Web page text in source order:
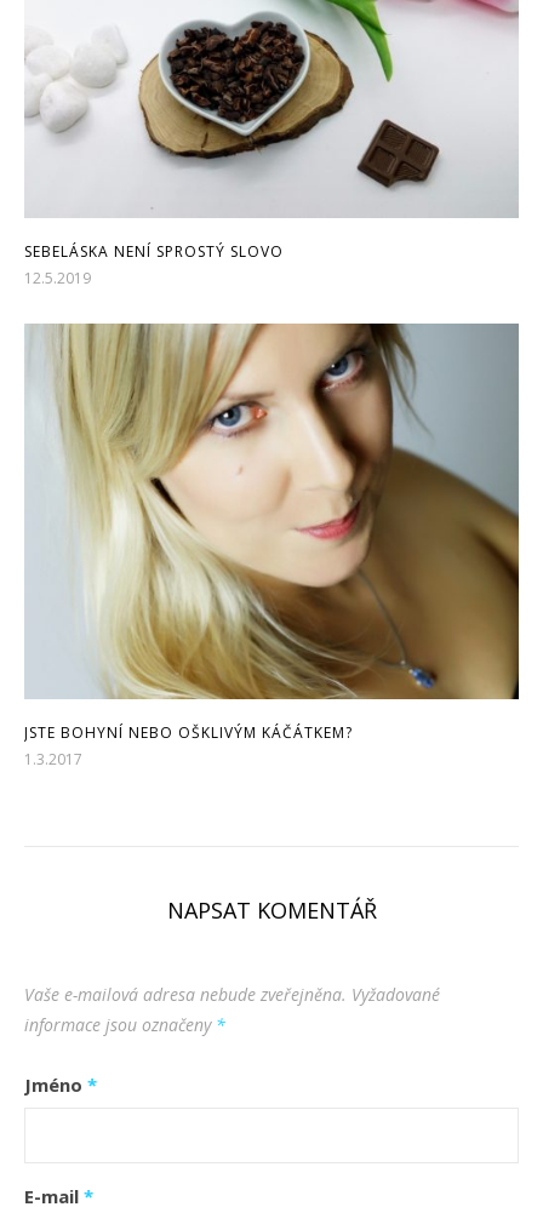
SEBELÁSKA NENÍ SPROSTÝ SLOVO
12.5.2019
JSTE BOHYNÍ NEBO OŠKLIVÝM KÁČÁTKEM?
1.3.2017
NAPSAT KOMENTÁŘ
Vaše e-mailová adresa nebude zveřejněna. Vyžadované
informace jsou označeny *
Jméno *
E-mail *